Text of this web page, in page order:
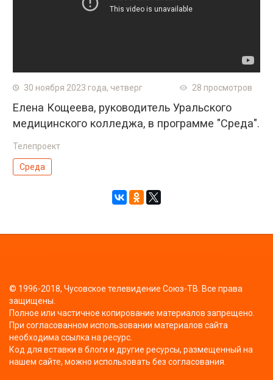
30 ноября 2023 года, четверг 28 просмотров
Елена Кощеева, руководитель Уральского
медицинского колледжа, в программе "Среда".
Телепроект
Среда
© 1996-2018, Чусовское телевидение Союз-ТВ. Все права
защищены.
Полное или частичное копирование материалов запрещено.
При согласованном использовании материалов сайта
необходима ссылка на ресурс.
Код для вставки в блоги и другие ресурсы, размещенный на
нашем сайте, можно использовать без согласования.